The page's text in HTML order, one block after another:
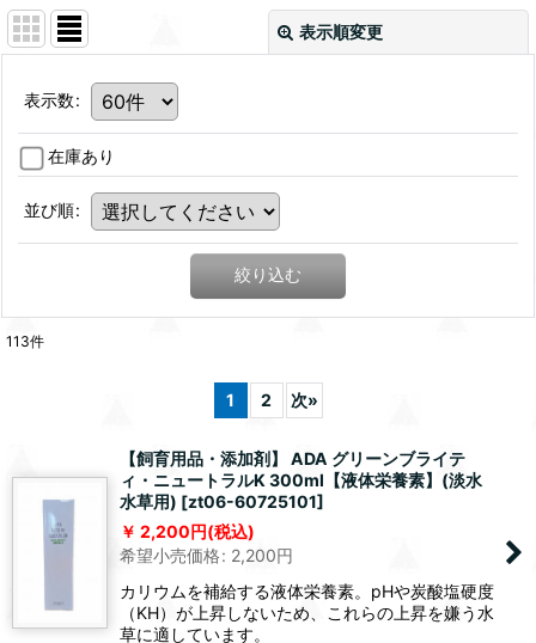
表示順変更
表示数:
在庫あり
並び順:
絞り込む
113件
1 2 次»
【飼育用品・添加剤】 ADA グリーンブライテ
ィ・ニュートラルK 300ml【液体栄養素】(淡水
水草用) [zt06-60725101]
2,200円(税込)
希望小売価格: 2,200円
カリウムを補給する液体栄養素。pHや炭酸塩硬度
（KH）が上昇しないため、これらの上昇を嫌う水
草に適しています。